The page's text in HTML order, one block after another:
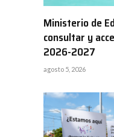
Ministerio de
consultar y
2026-2027
agosto 5, 2026